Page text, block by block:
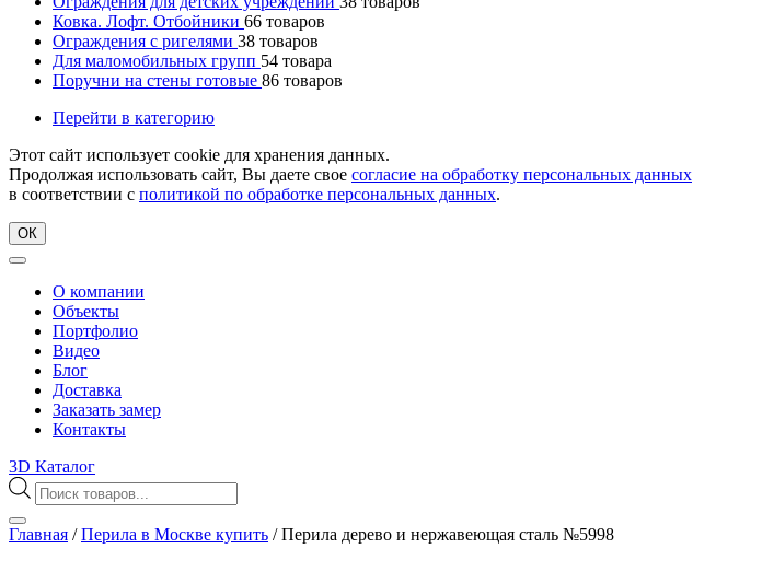
Ковка. Лофт. Отбойники 66 товаров
Ограждения с ригелями 38 товаров
Для маломобильных групп 54 товара
Поручни на стены готовые 86 товаров
Перейти в категорию
Этот сайт использует cookie для хранения данных.
Продолжая использовать сайт, Вы даете свое согласие на обработку персональных данных
в соответствии с политикой по обработке персональных данных.
ОК
О компании
Объекты
Портфолио
Видео
Блог
Доставка
Заказать замер
Контакты
3D Каталог
Поиск
товаров
Главная /Перила в Москве купить /Перила дерево и нержавеющая сталь №5998